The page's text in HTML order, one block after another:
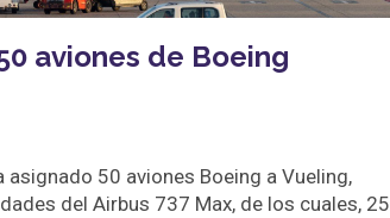
aviones de Boeing
asignado 50 aviones Boeing a Vueling,
del Airbus 737 Max, de los cuales, 25